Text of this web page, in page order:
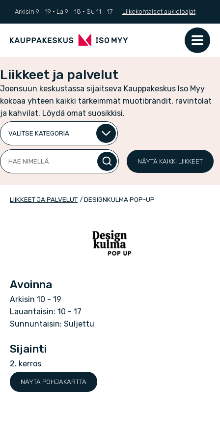
Arkisin 9 - 19 · La 9 - 18 · Su 11 - 17 Liikekohtaiset aukioloajat
Liikkeet ja palvelut
Joensuun keskustassa sijaitseva Kauppakeskus Iso Myy
kokoaa yhteen kaikki tärkeimmät muotibrändit, ravintolat
ja kahvilat. Löydä omat suosikkisi.
Valitse
kategoria
Hae
nimellä
NÄYTÄ KAIKKI LIIKKEET
LIIKKEET JA PALVELUT / DESIGNKULMA POP-UP
s
i
g
n
k
u
Avoinna
Arkisin 10 - 19
Lauantaisin: 10 - 17
Sunnuntaisin: Suljettu
Sijainti
2. kerros
NÄYTÄ POHJAKARTTA